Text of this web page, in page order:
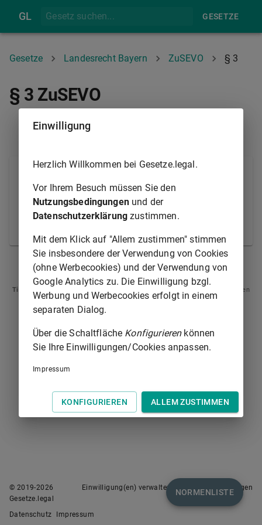
GL GESETZE
Gesetze Landesrecht Bayern ZuSEVO § 3
§ 3 ZuSEVO
Die einem Zeugen, Sachverständigen, Dolmetscher
oder Übersetzer zu gewährende Entschädigung wird
von der Behörde festgesetzt, die die Heranziehung
des Zeugen, Sachverständigen, Dolmetschers oder
§ 2 § 4
Tipp
: Swipen Sie auf dem Bildschirm links oder rechts zur Navigation zwischen
Normen.
NORMENLISTE
© 2019-2026
Gesetze.legal
Einwilligung(en) verwalten Nutzungsbedingungen
Datenschutz Impressum
Einwilligung
Herzlich Willkommen bei Gesetze.legal.
Vor Ihrem Besuch müssen Sie den
Nutzungsbedingungenund der
Datenschutzerklärung zustimmen.
Mit dem Klick auf "Allem zustimmen" stimmen
Sie insbesondere der Verwendung von Cookies
(ohne Werbecookies) und der Verwendung von
Google Analytics zu. Die Einwilligung bzgl.
Werbung und Werbecookies erfolgt in einem
separaten Dialog.
Über die Schaltfläche Konfigurierenkönnen
Sie Ihre Einwilligungen/Cookies anpassen.
Impressum
KONFIGURIEREN ALLEM ZUSTIMMEN